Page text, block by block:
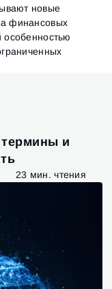
новые
финансовых
и
23 мин. чтения